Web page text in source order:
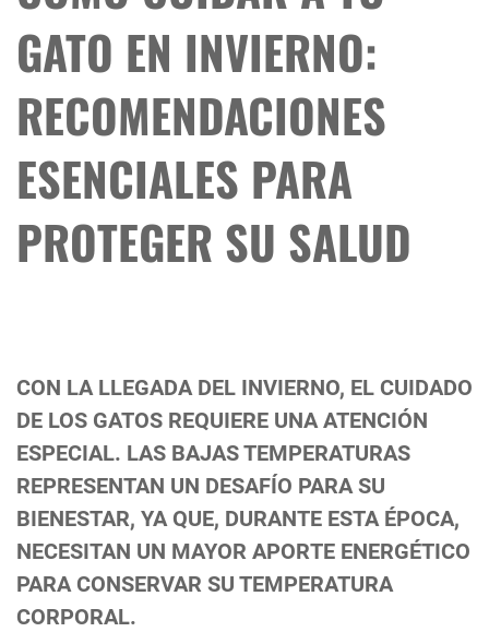
GATO EN INVIERNO:
RECOMENDACIONES
ESENCIALES PARA
PROTEGER SU SALUD
CON LA LLEGADA DEL INVIERNO, EL CUIDADO
DE LOS GATOS REQUIERE UNA ATENCIÓN
ESPECIAL. LAS BAJAS TEMPERATURAS
REPRESENTAN UN DESAFÍO PARA SU
BIENESTAR, YA QUE, DURANTE ESTA ÉPOCA,
NECESITAN UN MAYOR APORTE ENERGÉTICO
PARA CONSERVAR SU TEMPERATURA
CORPORAL.